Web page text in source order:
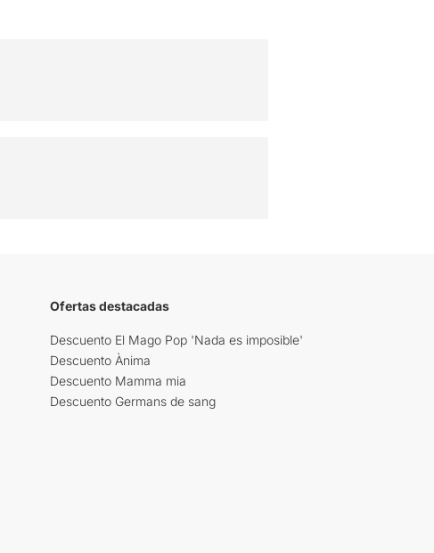
Ofertas destacadas
Descuento El Mago Pop 'Nada es imposible'
Descuento Ànima
Descuento Mamma mia
Descuento Germans de sang